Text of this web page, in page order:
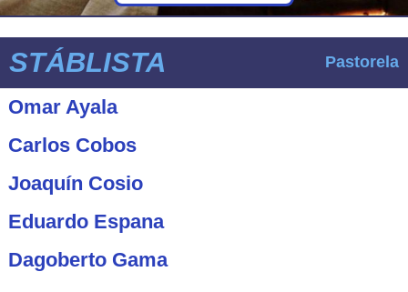
STÁBLISTA Pastorela
Omar Ayala
Carlos Cobos
Joaquín Cosio
Eduardo Espana
Dagoberto Gama